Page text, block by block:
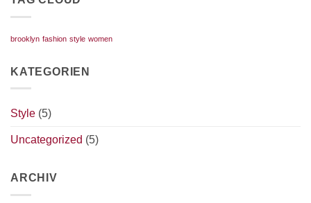
brooklyn fashion style women
KATEGORIEN
Style (5)
Uncategorized (5)
ARCHIV